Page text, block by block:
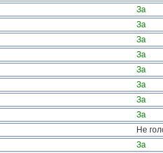
За
За
За
За
За
За
За
За
Не
За